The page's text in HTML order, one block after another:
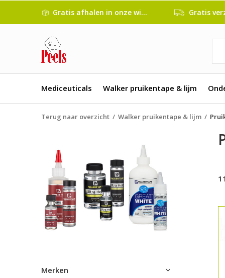
Mediceuticals Walker pruikentape & lijm
Gratis afhalen in onze winkel Gratis
Terug naar overzicht Walker pruikentape & lijm
Merken